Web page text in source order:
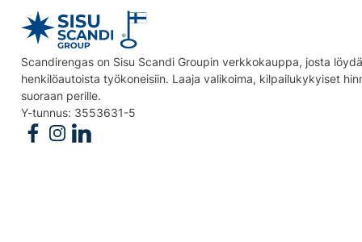
Scandirengas on Sisu Scandi Groupin verkkokauppa, josta
henkilöautoista työkoneisiin. Laaja valikoima, kilpailukykyiset
suoraan perille.
Y-tunnus: 3553631-5
Follow us on Facebook
Follow us on Instagram
Follow us on Linkedin